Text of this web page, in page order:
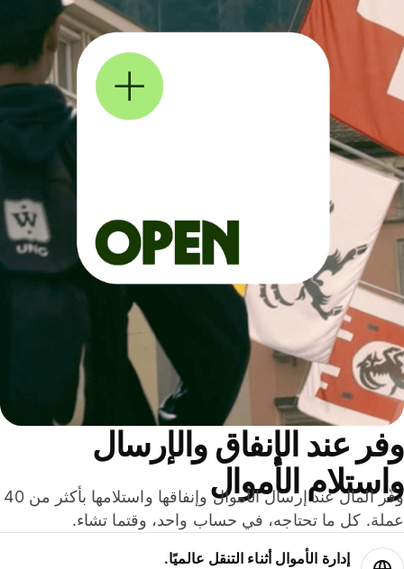
عند الإنفاق والإرسال
الأموال
وفّر المال عند إرسال الأموال وإنفاقها واستلامها بأكثر من 40
كل ما تحتاجه، في حساب واحد، وقتما تشاء.
إدارة الأموال أثناء التنقل عالميًا.